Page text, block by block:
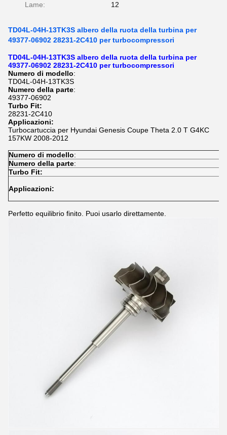
Lame: 12
TD04L-04H-13TK3S albero della ruota della turbina per
49377-06902 28231-2C410 per turbocompressori
TD04L-04H-13TK3S albero della ruota della turbina per
49377-06902 28231-2C410 per turbocompressori
Numero di modello:
TD04L-04H-13TK3S
Numero della parte:
49377-06902
Turbo Fit:
28231-2C410
Applicazioni:
Turbocartuccia per Hyundai Genesis Coupe Theta 2.0 T G4KC
157KW 2008-2012
Numero di modello:
Numero della parte:
Turbo Fit:
Applicazioni:
Perfetto equilibrio finito. Puoi usarlo direttamente.